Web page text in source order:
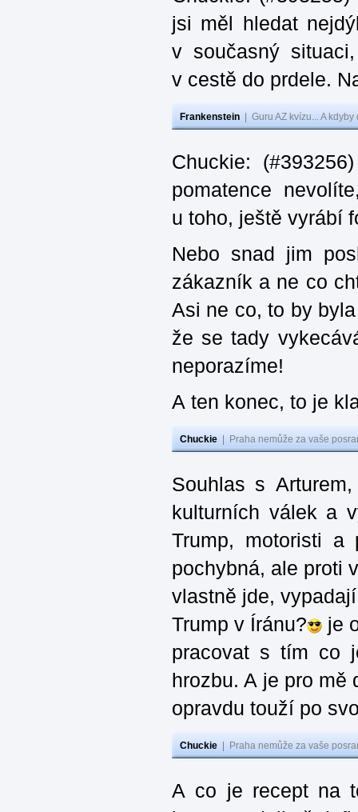
jsi měl hledat
v současný
v cestě do prdele.
Frankenstein Guru AZ kvízu... A
Chuckie:
pomatence
u toho, ještě vyrábí
Nebo snad jim
zákazník a ne co
Asi ne co, to by
že se tady
neporazíme!
A ten konec, to je
Chuckie Praha nemůže za vaše
Souhlas s
kulturních válek a
Trump, motoristi a
pochybná, ale proti
vlastně jde,
Trump v Íránu?
je
pracovat s tím co
hrozbu. A je pro
opravdu touží po
Chuckie Praha nemůže za vaše
A co je recept na